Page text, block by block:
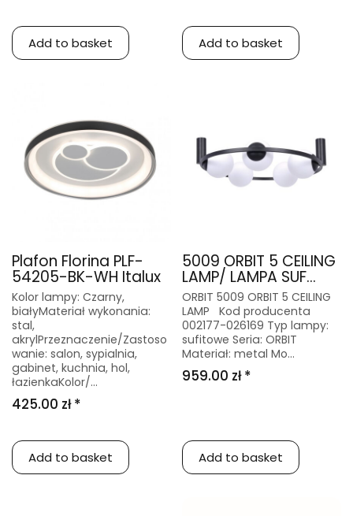
Add to basket Add to basket
Plafon Florina PLF-
54205-BK-WH Italux
Kolor lampy: Czarny,
białyMateriał wykonania:
stal,
akrylPrzeznaczenie/Zastoso
wanie: salon, sypialnia,
gabinet, kuchnia, hol,
łazienkaKolor/...
425.00 zł *
Add to basket
5009 ORBIT 5 CEILING
LAMP/ LAMPA SUF...
ORBIT 5009 ORBIT 5 CEILING
LAMP Kod producenta
002177-026169 Typ lampy:
sufitowe Seria: ORBIT
Materiał: metal Mo...
959.00 zł *
Add to basket